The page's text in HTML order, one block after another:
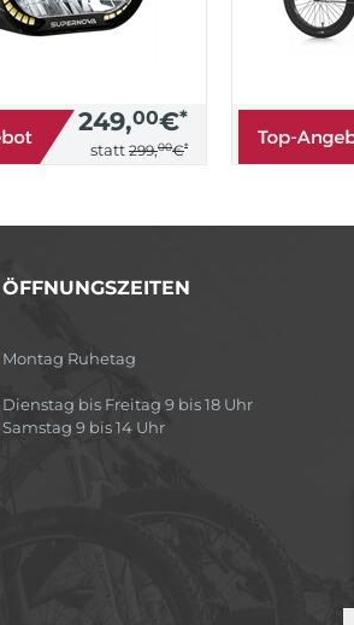
249,00€*
statt 299,00€*
ÖFFNUNGSZEITEN
Montag Ruhetag
Dienstag bis Freitag 9 bis 18 Uhr
Samstag 9 bis 14 Uhr